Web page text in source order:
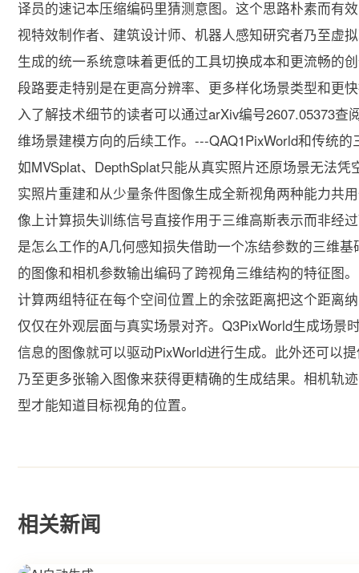
译员的速记本压缩编码里猜测意图。这个思路朴素而有
视特效制作者、建筑设计师、机器人感知研究者乃至虚
生成的统一系统意味着更低的工具切换成本和更流畅的
段路要走特别是在更高分辨率、更多样化场景类型和更
入了解技术细节的读者可以通过arXiv编号2607.05373
维场景建模方向的后续工作。---QAQ1PixWorld和传统
如MVSplat、DepthSplat只能从真实照片还原场景无法
实照片重建和从少量条件图像生成全新视角两种能力共
像上计算损失训练信号直接作用于三维高斯表示而非经
是怎么工作的A几何感知损失借助一个冻结参数的三维
的图像和相机参数输出编码了跨视角三维结构的特征图
计算两组特征在每个空间位置上的余弦距离把这个距离
仅仅在外观层面与真实场景对齐。Q3PixWorld生成场景
信息的图像就可以驱动PixWorld进行生成。此外还可以
乃至更多张输入图像来获得更精确的生成结果。相机轨
型才能知道目标视角的位置。
相关新闻